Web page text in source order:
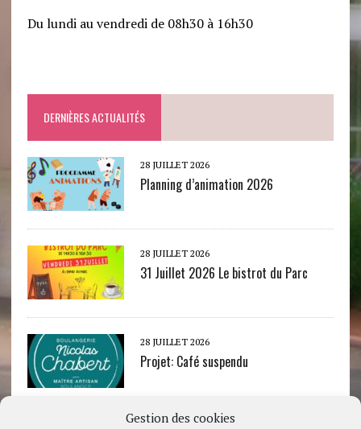
Gestion des cookies
Du lundi au vendredi de 08h30 à 16h30
DERNIÈRES ACTUALITÉS
28 JUILLET 2026
Planning d’animation 2026
28 JUILLET 2026
31 Juillet 2026 Le bistrot du Parc
28 JUILLET 2026
Projet: Café suspendu